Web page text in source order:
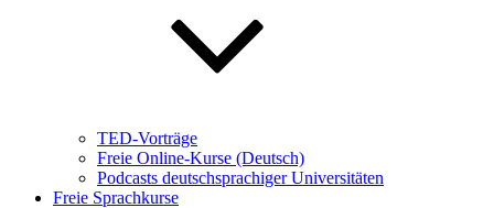
TED-Vorträge
Freie Online-Kurse (Deutsch)
Podcasts deutschsprachiger Universitäten
Freie Sprachkurse